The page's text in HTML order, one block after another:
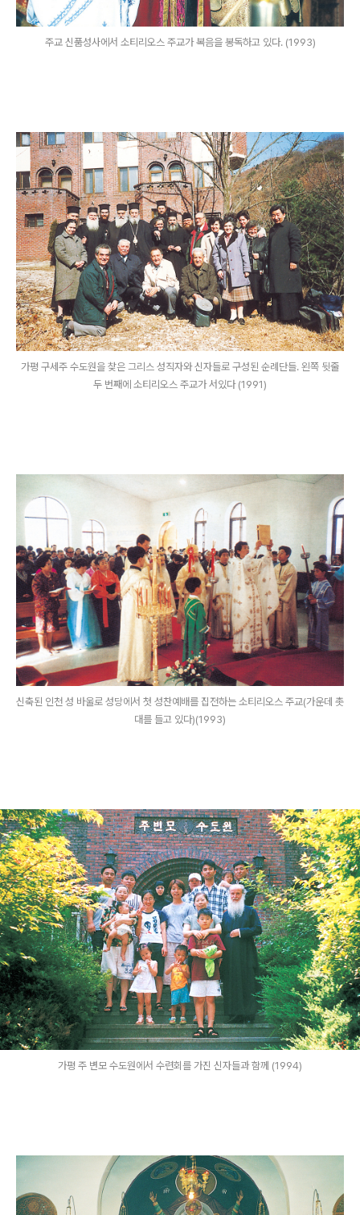
주교 신품성사에서 소티리오스 주교가 복음을 봉독하고 있다. (1993)
가평 구세주 수도원을 찾은 그리스 성직자와 신자들로 구성된 순례단들. 왼쪽 뒷줄
두 번째에 소티리오스 주교가 서있다 (1991)
신축된 인천 성 바울로 성당에서 첫 성찬예배를 집전하는 소티리오스 주교(가운데 촛
대를 들고 있다)(1993)
가평 주 변모 수도원에서 수련회를 가진 신자들과 함께 (1994)